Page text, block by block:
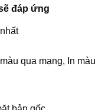
đáp ứng
qua mạng, In màu